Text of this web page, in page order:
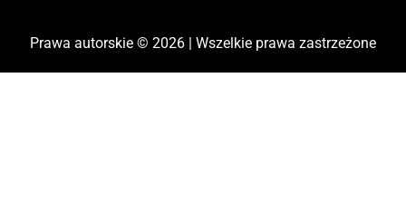
Prawa autorskie © 2026 | Wszelkie prawa zastrzeżone